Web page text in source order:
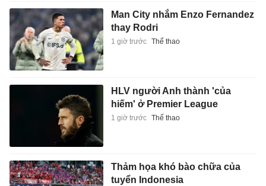
Man City nhắm Enzo Fernandez
thay Rodri
1 giờ trước Thể thao
HLV người Anh thành 'của
hiếm' ở Premier League
1 giờ trước Thể thao
Thảm họa khó bào chữa của
tuyển Indonesia